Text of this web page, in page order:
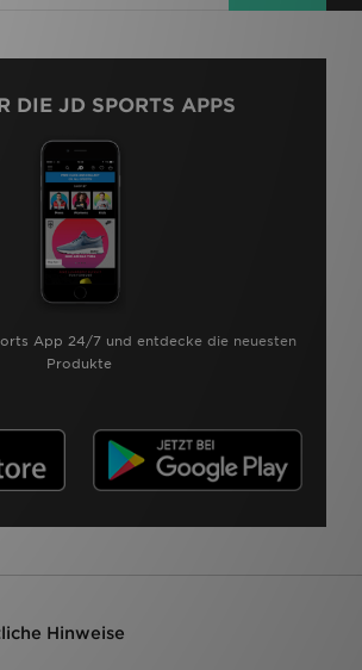
DIE JD SPORTS APPS
App 24/7 und entdecke die neuesten
Produkte
Hinweise